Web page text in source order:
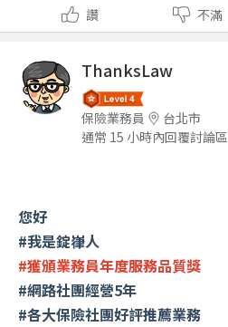
讚 不滿
ThanksLaw
保險業務員
台北市
通常 15 小時內回覆討論區
您好
#我是錠嵂人
#獲頒業務員年度服務品質獎
#網路社團經營5年
#各大保險社團好評推薦業務